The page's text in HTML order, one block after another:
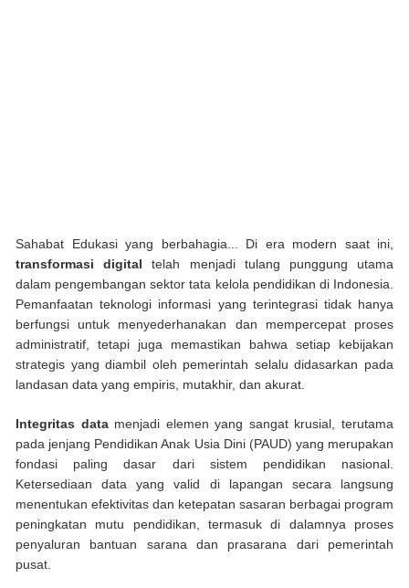
Sahabat Edukasi yang berbahagia... Di era modern saat ini,
transformasi digital telah menjadi tulang punggung utama
dalam pengembangan sektor tata kelola pendidikan di Indonesia.
Pemanfaatan teknologi informasi yang terintegrasi tidak hanya
berfungsi untuk menyederhanakan dan mempercepat proses
administratif, tetapi juga memastikan bahwa setiap kebijakan
strategis yang diambil oleh pemerintah selalu didasarkan pada
landasan data yang empiris, mutakhir, dan akurat.
Integritas datamenjadi elemen yang sangat krusial, terutama
pada jenjang Pendidikan Anak Usia Dini (PAUD) yang merupakan
fondasi paling dasar dari sistem pendidikan nasional.
Ketersediaan data yang valid di lapangan secara langsung
menentukan efektivitas dan ketepatan sasaran berbagai program
peningkatan mutu pendidikan, termasuk di dalamnya proses
penyaluran bantuan sarana dan prasarana dari pemerintah
pusat.